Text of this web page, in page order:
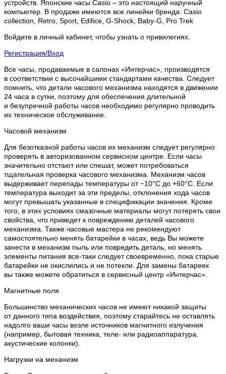
устройств. Японские часы Casio – это настоящий наручный
компьютер. В продаже имеются все линейки бренда: Casio
collection, Retro, Sport, Edifice, G-Shock, Baby-G, Pro Trek
Войдите в личный кабинет, чтобы узнать о привилегиях.
Регистрация/Вход
Все часы, продаваемые в салонах «Интерчас», производятся
в соответствии с высочайшими стандартами качества. Следует
помнить, что детали часового механизма находятся в движении
24 часа в сутки, поэтому для обеспечения длительной
и безупречной работы часов необходимо регулярно проводить
их техническое обслуживание.
Часовой механизм
Для безотказной работы часов их механизм следует регулярно
проверять в авторизованном сервисном центре. Если часы
значительно отстают или спешат, может потребоваться
тщательная проверка часового механизма. Механизм часов
выдерживает перепады температуры от −10°C до +60°C. Если
температура выходит за эти пределы, отклонения хода часов
могут превышать указанные в спецификации значения. Кроме
того, в этих условиях смазочные материалы могут потерять свои
свойства, что приведет к повреждению деталей часового
механизма. Также часовые мастера не рекомендуют
самостоятельно менять батарейки в часах, ведь Вы можете
занести в механизм пыль или повредить деталь, но менять
элементы питания все-таки следует своевременно, пока старые
батарейки не окислились и не потекли. Для замены батареек
вы также можете обратиться в сервисный центр «Интерчас».
Магнитные поля
Большинство механических часов не имеют никакой защиты
от данного типа воздействия, поэтому старайтесь не оставлять
надолго ваши часы возле источников магнитного излучения
(например, бытовая техника, теле- или радиоаппаратура,
акустические колонки).
Нагрузки на механизм